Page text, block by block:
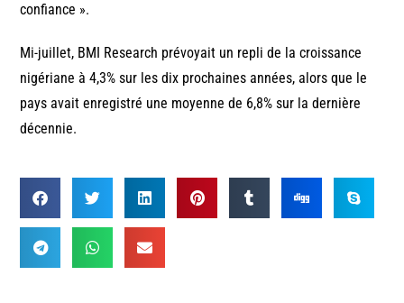
confiance ».
Mi-juillet, BMI Research prévoyait un repli de la croissance
nigériane à 4,3% sur les dix prochaines années, alors que le
pays avait enregistré une moyenne de 6,8% sur la dernière
décennie.